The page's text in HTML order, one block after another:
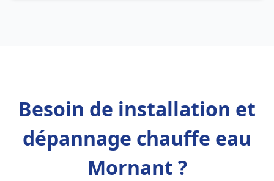
Besoin de installation et
dépannage chauffe eau
Mornant ?